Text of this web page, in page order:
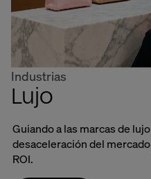
Industrias
Lujo
Guiando a las marcas de
desaceleración del
ROI.